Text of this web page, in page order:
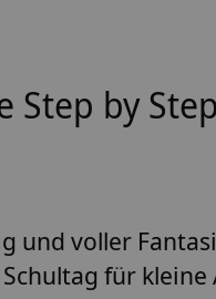
Step by
und voller
für